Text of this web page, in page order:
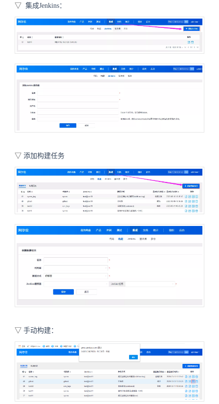
▽ 集成Jenkins：
▽ 添加构建任务
▽ 手动构建：